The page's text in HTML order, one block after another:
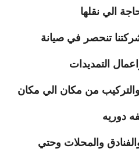
الي نقلها
تنحصر في صيانة
التمديدات
من مكان الي مكان
دوريه
والمحلات وحتي